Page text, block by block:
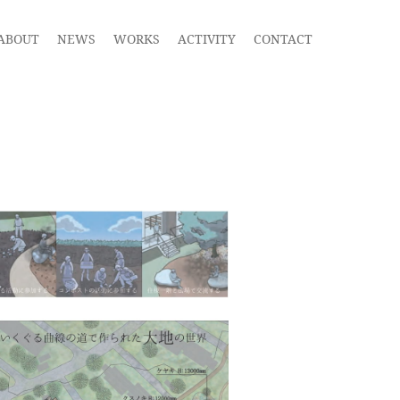
NEWS WORKS ACTIVITY CONTACT